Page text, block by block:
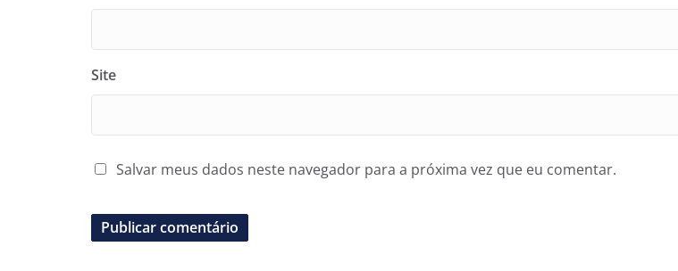
Site
Salvar meus dados neste navegador para a próxima vez que eu comentar.